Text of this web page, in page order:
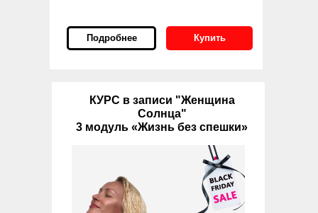
Подробнее Купить
КУРС в записи "Женщина
Солнца"
3 модуль «Жизнь без спешки»